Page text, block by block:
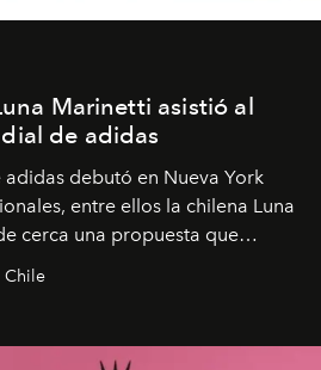
Marinetti asistió al
de adidas
debutó en Nueva York
entre ellos la chilena Luna
cerca una propuesta que
Chile